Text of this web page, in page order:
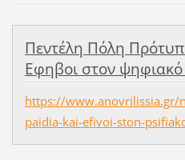
Πεντέλη Πόλη
Εφηβοι στον
https://
paidia-kai-efivoi-ston-